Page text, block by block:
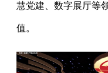
慧党建、数字展厅等
值。